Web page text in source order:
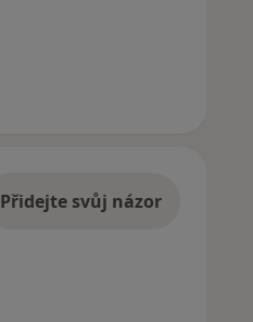
Přidejte svůj názor